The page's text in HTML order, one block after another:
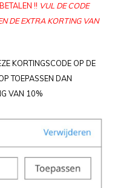
!! VUL DE CODE
DE EXTRA KORTING VAN
KORTINGSCODE OP DE
TOEPASSEN DAN
VAN 10%